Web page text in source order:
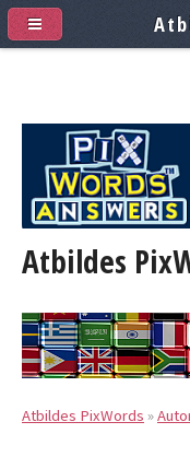
Atbildes
Atbildes PixWords »